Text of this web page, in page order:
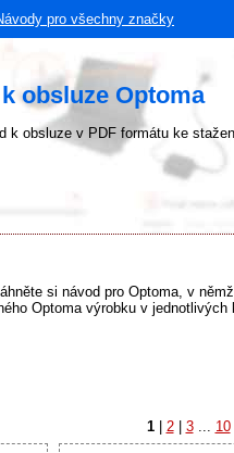
pro všechny značky
obsluze Optoma
k obsluze v PDF formátu ke
si návod pro Optoma, v
Optoma výrobku v jednotlivých
1 | 2 | 3 10